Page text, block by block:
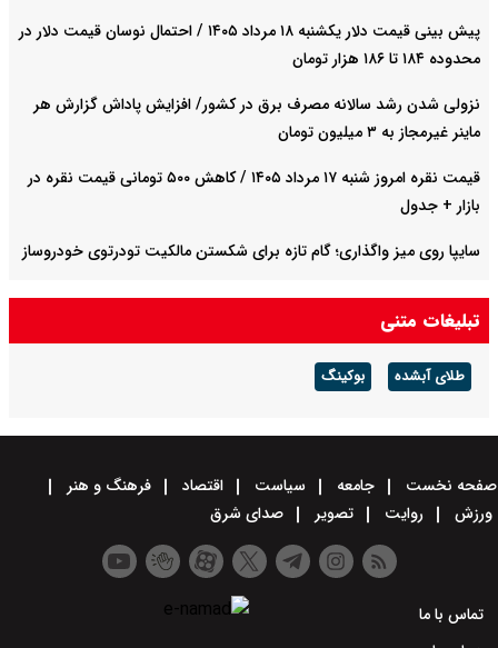
پیش ‌بینی قیمت دلار یکشنبه ۱۸ مرداد ۱۴۰۵ / احتمال نوسان قیمت دلار در
محدوده ۱۸۴ تا ۱۸۶ هزار تومان
نزولی شدن رشد سالانه مصرف برق در کشور/ افزایش پاداش گزارش هر
ماینر غیرمجاز به ۳ میلیون تومان
قیمت نقره امروز شنبه ۱۷ مرداد ۱۴۰۵ / کاهش ۵۰۰ تومانی قیمت نقره در
بازار + جدول
سایپا روی میز واگذاری؛ گام تازه برای شکستن مالکیت تودرتوی خودروساز
صادرات نفت عراق به دلیل بسته شدن تنگه هرمز ۷۵ درصد کاهش یافت
تبلیغات متنی
طلای آبشده بوکینگ
صفحه نخست جامعه سیاست اقتصاد
فرهنگ و هنر
ورزش
روایت تصویر صدای شرق
تماس با ما